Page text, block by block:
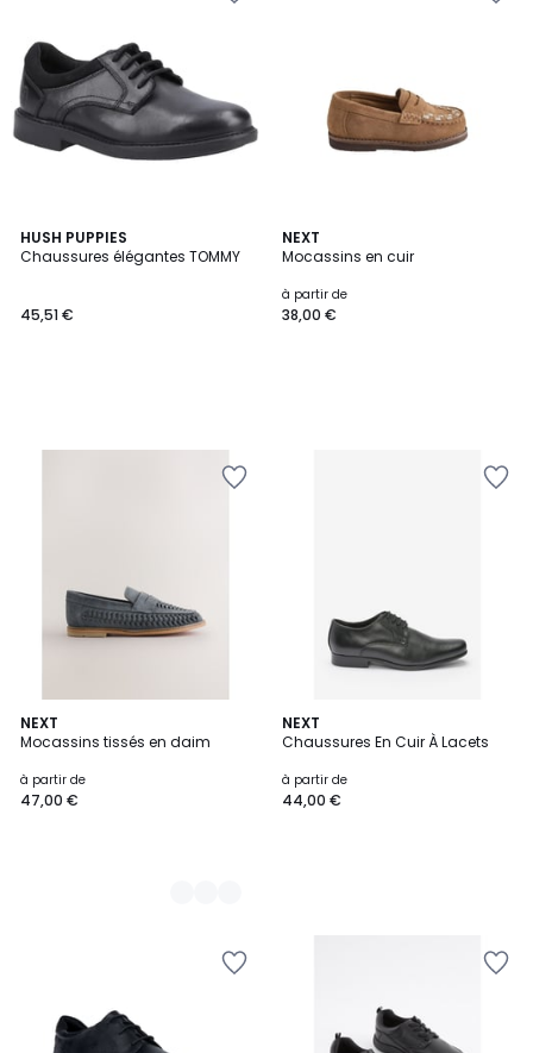
HUSH PUPPIES
Chaussures élégantes TOMMY
45,51 €
NEXT
Mocassins en cuir
à partir de
38,00 €
NEXT
Mocassins tissés en daim
à partir de
47,00 €
2
Couleurs
NEXT
Chaussures En Cuir À Lacets
à partir de
44,00 €